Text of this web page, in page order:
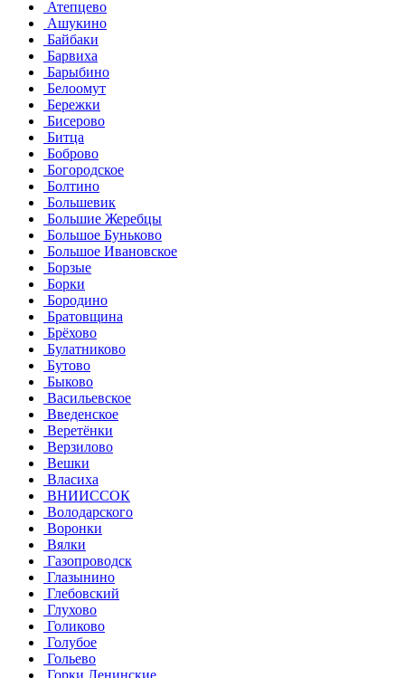
Атепцево
Ашукино
Байбаки
Барвиха
Барыбино
Белоомут
Бережки
Бисерово
Битца
Боброво
Богородское
Болтино
Большевик
Большие Жеребцы
Большое Буньково
Большое Ивановское
Борзые
Борки
Бородино
Братовщина
Брёхово
Булатниково
Бутово
Быково
Васильевское
Введенское
Веретёнки
Верзилово
Вешки
Власиха
ВНИИССОК
Володарского
Воронки
Вялки
Газопроводск
Глазынино
Глебовский
Глухово
Голиково
Голубое
Гольево